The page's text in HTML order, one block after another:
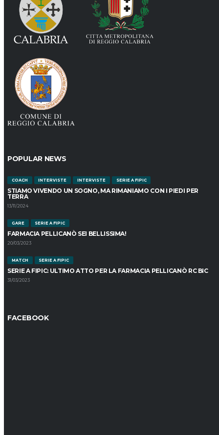
POPULAR NEWS
COACH INTERVISTE INTERVISTE SERIE A FIPIC
STIAMO VIVENDO UN SOGNO, MA RIMANIAMO CON I PIEDI PER
TERRA
13/11/2024
GARE SERIE A FIPIC
FARMACIA PELLICANÒ SEI BELLISSIMA!
20/03/2023
MATCH SERIE A FIPIC
SERIE A FIPIC: ULTIMO ATTO PER LA FARMACIA PELLICANÒ RC BIC
31/03/2023
FACEBOOK